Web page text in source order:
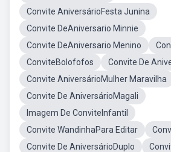
Convite AniversárioFesta Junina
Convite DeAniversario Minnie
Convite DeAniversario Menino
ConviteBolofofos
Convite De
Convite AniversárioMulher Maravilha
Convite De AniversárioMagali
Imagem De ConviteInfantil
Convite WandinhaPara Editar
Convite De AniversárioDuplo